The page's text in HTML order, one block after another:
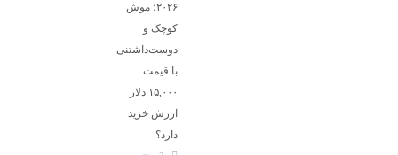
۲۰۲۶؛ موش
کوچک و
دوست‌داشتنی
با قیمت
۱۵,۰۰۰ دلار
ارزش خرید
دارد؟